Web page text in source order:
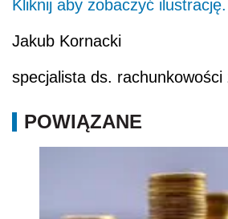
Kliknij aby zobaczyć ilustrację.
Jakub Kornacki
specjalista ds. rachunkowości
POWIĄZANE